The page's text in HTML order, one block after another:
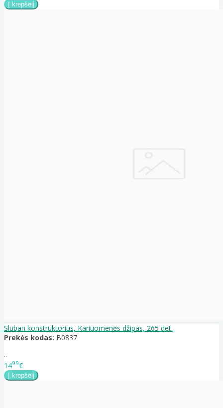
Sluban konstruktorius, Kariuomenės džipas, 265 det.
Prekės kodas: B0837
..
1499€